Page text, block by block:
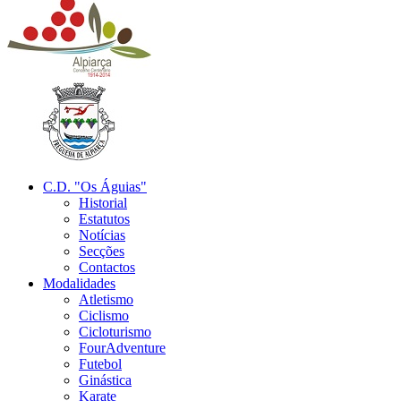
C.D. "Os Águias"
Historial
Estatutos
Notícias
Secções
Contactos
Modalidades
Atletismo
Ciclismo
Cicloturismo
FourAdventure
Futebol
Ginástica
Karate